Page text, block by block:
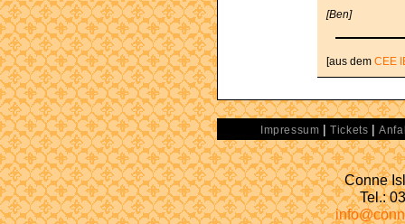
[Ben]
[aus dem CEE
Impressum | Tickets |
Conne
Tel.: